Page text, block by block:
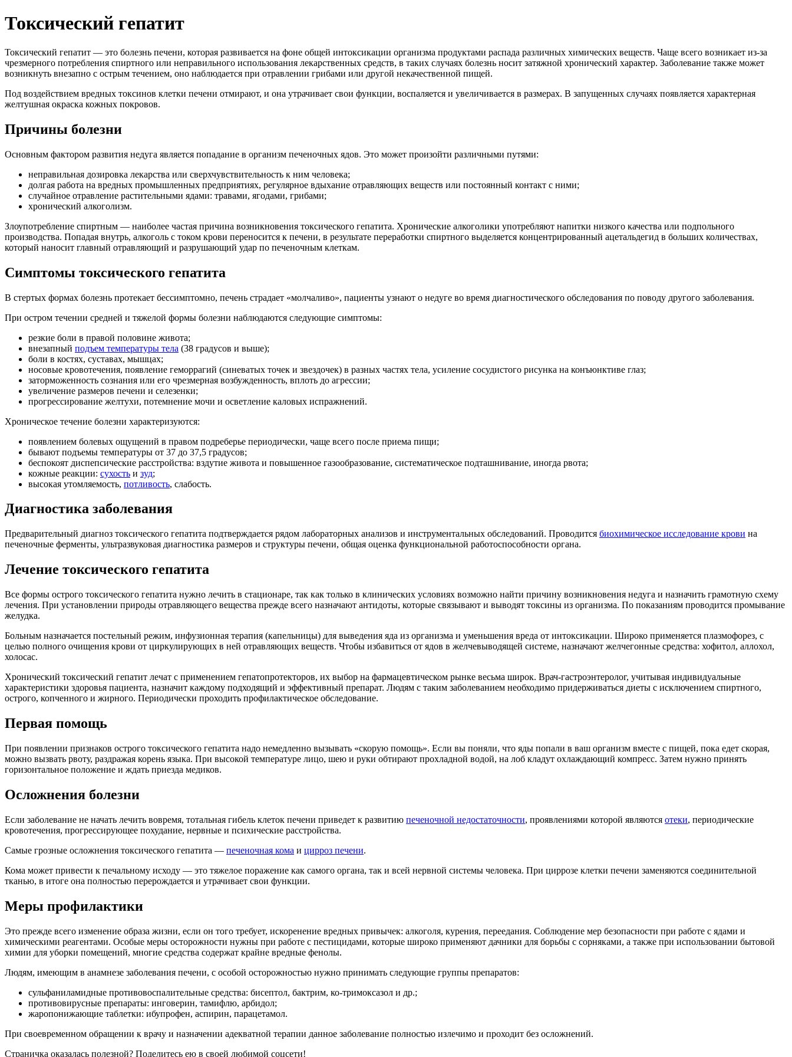
Токсический гепатит
Токсический гепатит — это болезнь печени, которая развивается на фоне общей интоксикации организма продуктами распада различных химических веществ. Чаще всего возникает из-за
чрезмерного потребления спиртного или неправильного использования лекарственных средств, в таких случаях болезнь носит затяжной хронический характер. Заболевание также может
возникнуть внезапно с острым течением, оно наблюдается при отравлении грибами или другой некачественной пищей.
Под воздействием вредных токсинов клетки печени отмирают, и она утрачивает свои функции, воспаляется и увеличивается в размерах. В запущенных случаях появляется характерная
желтушная окраска кожных покровов.
Причины болезни
Основным фактором развития недуга является попадание в организм печеночных ядов. Это может произойти различными путями:
неправильная дозировка лекарства или сверхчувствительность к ним человека;
долгая работа на вредных промышленных предприятиях, регулярное вдыхание отравляющих веществ или постоянный контакт с ними;
случайное отравление растительными ядами: травами, ягодами, грибами;
хронический алкоголизм.
Злоупотребление спиртным — наиболее частая причина возникновения токсического гепатита. Хронические алкоголики употребляют напитки низкого качества или подпольного
производства. Попадая внутрь, алкоголь с током крови переносится к печени, в результате переработки спиртного выделяется концентрированный ацетальдегид в больших количествах,
который наносит главный отравляющий и разрушающий удар по печеночным клеткам.
Симптомы токсического гепатита
В стертых формах болезнь протекает бессимптомно, печень страдает «молчаливо», пациенты узнают о недуге во время диагностического обследования по поводу другого заболевания.
При остром течении средней и тяжелой формы болезни наблюдаются следующие симптомы:
резкие боли в правой половине живота;
внезапный подъем температуры тела (38 градусов и выше);
боли в костях, суставах, мышцах;
носовые кровотечения, появление геморрагий (синеватых точек и звездочек) в разных частях тела, усиление сосудистого рисунка на конъюнктиве глаз;
заторможенность сознания или его чрезмерная возбужденность, вплоть до агрессии;
увеличение размеров печени и селезенки;
прогрессирование желтухи, потемнение мочи и осветление каловых испражнений.
Хроническое течение болезни характеризуются:
появлением болевых ощущений в правом подреберье периодически, чаще всего после приема пищи;
бывают подъемы температуры от 37 до 37,5 градусов;
беспокоят диспепсические расстройства: вздутие живота и повышенное газообразование, систематическое подташнивание, иногда рвота;
кожные реакции: сухость и зуд;
высокая утомляемость, потливость, слабость.
Диагностика заболевания
Предварительный диагноз токсического гепатита подтверждается рядом лабораторных анализов и инструментальных обследований. Проводится биохимическое исследование крови на
печеночные ферменты, ультразвуковая диагностика размеров и структуры печени, общая оценка функциональной работоспособности органа.
Лечение токсического гепатита
Все формы острого токсического гепатита нужно лечить в стационаре, так как только в клинических условиях возможно найти причину возникновения недуга и назначить грамотную схему
лечения. При установлении природы отравляющего вещества прежде всего назначают антидоты, которые связывают и выводят токсины из организма. По показаниям проводится промывание
желудка.
Больным назначается постельный режим, инфузионная терапия (капельницы) для выведения яда из организма и уменьшения вреда от интоксикации. Широко применяется плазмофорез, с
целью полного очищения крови от циркулирующих в ней отравляющих веществ. Чтобы избавиться от ядов в желчевыводящей системе, назначают желчегонные средства: хофитол, аллохол,
холосас.
Хронический токсический гепатит лечат с применением гепатопротекторов, их выбор на фармацевтическом рынке весьма широк. Врач-гастроэнтеролог, учитывая индивидуальные
характеристики здоровья пациента, назначит каждому подходящий и эффективный препарат. Людям с таким заболеванием необходимо придерживаться диеты с исключением спиртного,
острого, копченного и жирного. Периодически проходить профилактическое обследование.
Первая помощь
При появлении признаков острого токсического гепатита надо немедленно вызывать «скорую помощь». Если вы поняли, что яды попали в ваш организм вместе с пищей, пока едет скорая,
можно вызвать рвоту, раздражая корень языка. При высокой температуре лицо, шею и руки обтирают прохладной водой, на лоб кладут охлаждающий компресс. Затем нужно принять
горизонтальное положение и ждать приезда медиков.
Осложнения болезни
Если заболевание не начать лечить вовремя, тотальная гибель клеток печени приведет к развитию печеночной недостаточности, проявлениями которой являются отеки, периодические
кровотечения, прогрессирующее похудание, нервные и психические расстройства.
Самые грозные осложнения токсического гепатита — печеночная кома и цирроз печени.
Кома может привести к печальному исходу — это тяжелое поражение как самого органа, так и всей нервной системы человека. При циррозе клетки печени заменяются соединительной
тканью, в итоге она полностью перерождается и утрачивает свои функции.
Меры профилактики
Это прежде всего изменение образа жизни, если он того требует, искоренение вредных привычек: алкоголя, курения, переедания. Соблюдение мер безопасности при работе с ядами и
химическими реагентами. Особые меры осторожности нужны при работе с пестицидами, которые широко применяют дачники для борьбы с сорняками, а также при использовании бытовой
химии для уборки помещений, многие средства содержат крайне вредные фенолы.
Людям, имеющим в анамнезе заболевания печени, с особой осторожностью нужно принимать следующие группы препаратов:
сульфаниламидные противовоспалительные средства: бисептол, бактрим, ко-тримоксазол и др.;
противовирусные препараты: инговерин, тамифлю, арбидол;
жаропонижающие таблетки: ибупрофен, аспирин, парацетамол.
При своевременном обращении к врачу и назначении адекватной терапии данное заболевание полностью излечимо и проходит без осложнений.
Страничка оказалась полезной? Поделитесь ею в своей любимой соцсети!